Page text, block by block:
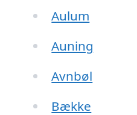
Aulum
Auning
Avnbøl
Bække